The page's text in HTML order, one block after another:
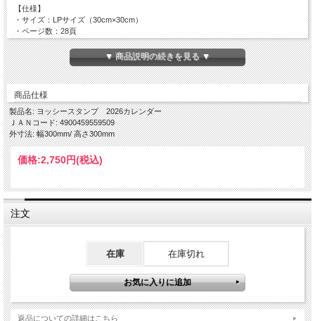
【仕様】
・サイズ：LPサイズ（30cm×30cm）
・ページ数：28頁
限定特典：ライセンスグッズ通販限定デザインのポストカードをプレゼント！
▼ 商品説明の続きを見る ▼
商品仕様
製品名: ヨッシースタンプ 2026カレンダー
ＪＡＮコード: 4900459559509
外寸法: 幅300mm/ 高さ300mm
価格:2,750円(税込)
注文
在庫 在庫切れ
返品についての詳細はこちら